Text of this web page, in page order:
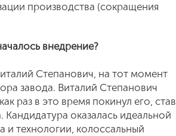
производства (сокращения
внедрение?
Степанович, на тот момент
завода. Виталий Степанович
раз в это время покинул его, став
оказалась идеальной
и технологии, колоссальный